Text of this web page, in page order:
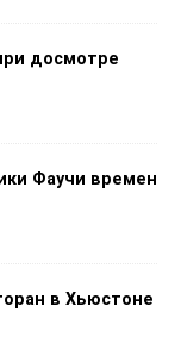
досмотре
Фаучи времен
в Хьюстоне